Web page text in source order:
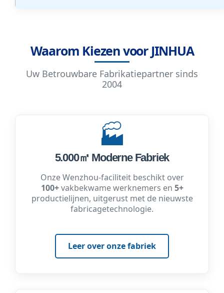
Waarom Kiezen voor JINHUA
Uw Betrouwbare Fabrikatiepartner sinds
2004
🏭
5.000㎡ Moderne Fabriek
Onze Wenzhou-faciliteit beschikt over
100+vakbekwame werknemers en 5+
productielijnen, uitgerust met de nieuwste
fabricagetechnologie.
Leer over onze fabriek